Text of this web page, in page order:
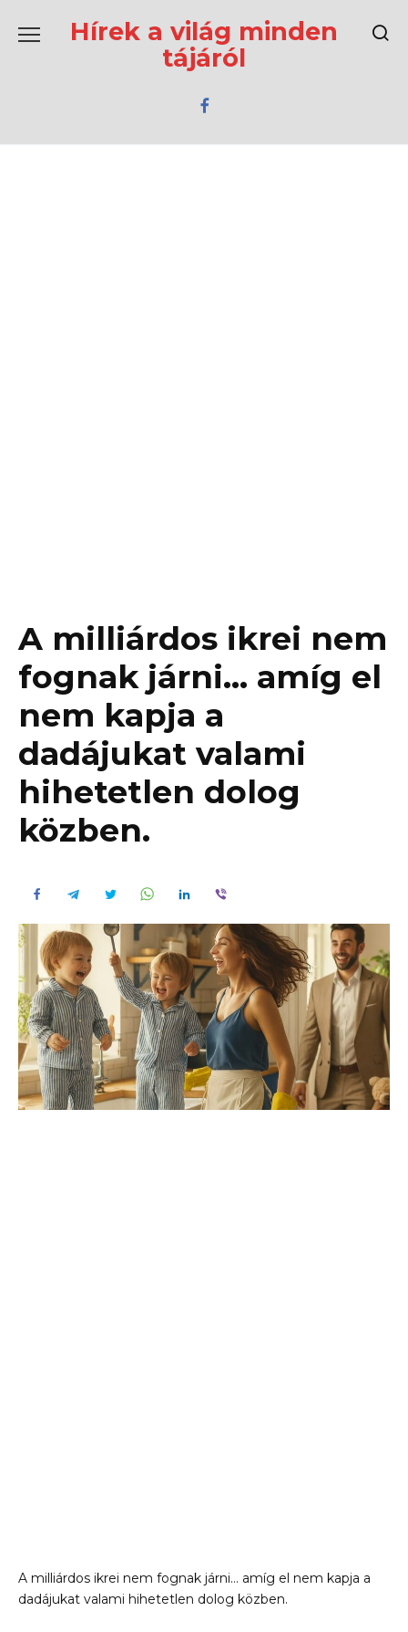
содержаниюHírek a világ minden
tájáról
A milliárdos ikrei nem
fognak járni… amíg el
nem kapja a
dadájukat valami
hihetetlen dolog
közben.
A milliárdos ikrei nem fognak járni… amíg el nem kapja a
dadájukat valami hihetetlen dolog közben.